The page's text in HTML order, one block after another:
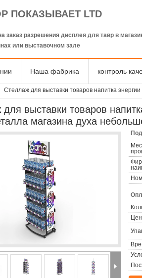
ПОКАЗЫВАЕТ LTD
заказ разрешения дисплея для тавр в
или выставочном зале
Наша фабрика контроль
Стеллаж для выставки товаров напитка
выставки товаров
магазина духа